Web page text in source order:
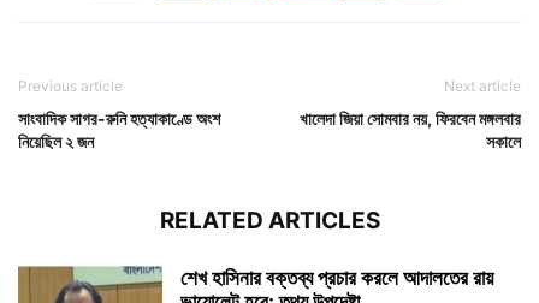
Previous article
সাংবাদিক সাগর-রুনি হত্যাকাণ্ডে অংশ
নিয়েছিল ২ জন
Next article
খালেদা জিয়া সোমবার নয়, ফিরবেন মঙ্গলবার
সকালে
RELATED ARTICLES
শেখ হাসিনার বক্তব্য প্রচার করলে আদালতের রায়